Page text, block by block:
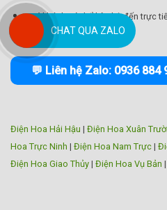
Quý khách có thể liên hệ đến trực
để được tư vấn chi tiết.
💬 Liên hệ Zalo: 0936 884
Điện Hoa Hải Hậu | Điện Hoa Xuân
Hoa Trực Ninh | Điện Hoa Nam Trực |
Điện Hoa Giao Thủy | Điện Hoa Vụ Bản |
CHAT QUA ZALO